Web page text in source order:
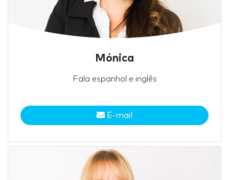
Mónica
Fala espanhol e inglês
E-mail